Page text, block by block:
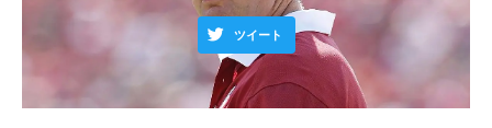
ツイート